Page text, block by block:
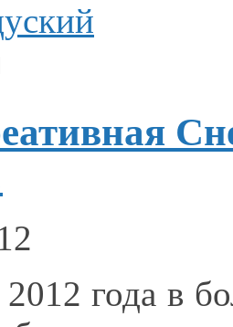
2012 года в